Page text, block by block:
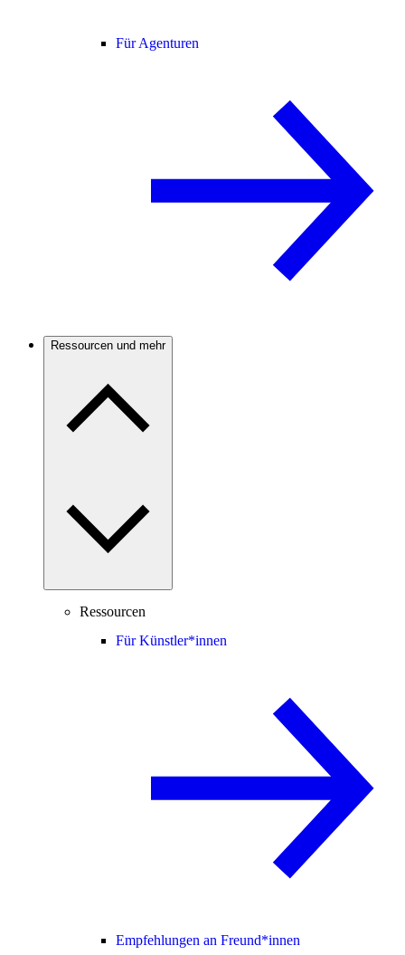
Für Agenturen
Ressourcen und mehr
Ressourcen
Für Künstler*innen
Empfehlungen an Freund*innen